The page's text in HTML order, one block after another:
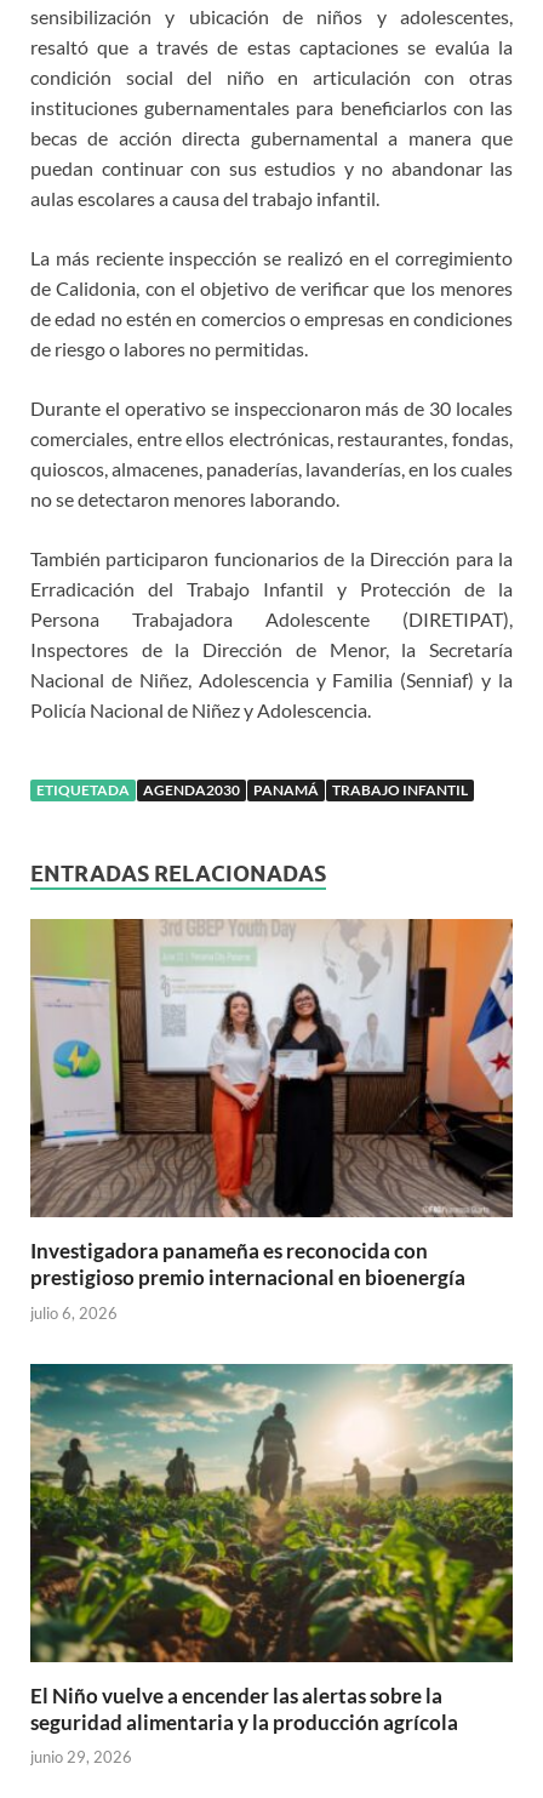
sensibilización y ubicación de niños y adolescentes,
resaltó que a través de estas captaciones se evalúa la
condición social del niño en articulación con otras
instituciones gubernamentales para beneficiarlos con las
becas de acción directa gubernamental a manera que
puedan continuar con sus estudios y no abandonar las
aulas escolares a causa del trabajo infantil.
La más reciente inspección se realizó en el corregimiento
de Calidonia, con el objetivo de verificar que los menores
de edad no estén en comercios o empresas en condiciones
de riesgo o labores no permitidas.
Durante el operativo se inspeccionaron más de 30 locales
comerciales, entre ellos electrónicas, restaurantes, fondas,
quioscos, almacenes, panaderías, lavanderías, en los cuales
no se detectaron menores laborando.
También participaron funcionarios de la Dirección para la
Erradicación del Trabajo Infantil y Protección de la
Persona Trabajadora Adolescente (DIRETIPAT),
Inspectores de la Dirección de Menor, la Secretaría
Nacional de Niñez, Adolescencia y Familia (Senniaf) y la
Policía Nacional de Niñez y Adolescencia.
ETIQUETADA AGENDA2030 PANAMÁ TRABAJO INFANTIL
ENTRADAS RELACIONADAS
Investigadora panameña es reconocida con
prestigioso premio internacional en bioenergía
julio 6, 2026
El Niño vuelve a encender las alertas sobre la
seguridad alimentaria y la producción agrícola
junio 29, 2026